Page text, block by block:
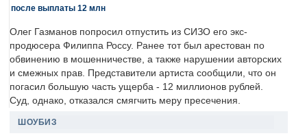
после выплаты 12 млн
Олег Газманов попросил отпустить из СИЗО его экс-
продюсера Филиппа Россу. Ранее тот был арестован по
обвинению в мошенничестве, а также нарушении авторских
и смежных прав. Представители артиста сообщили, что он
погасил большую часть ущерба - 12 миллионов рублей.
Суд, однако, отказался смягчить меру пресечения.
ШОУБИЗ